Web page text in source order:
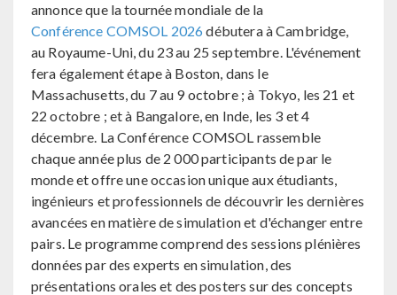
annonce que la tournée mondiale de la
Conférence COMSOL 2026 débutera à Cambridge,
au Royaume-Uni, du 23 au 25 septembre. L'événement
fera également étape à Boston, dans le
Massachusetts, du 7 au 9 octobre ; à Tokyo, les 21 et
22 octobre ; et à Bangalore, en Inde, les 3 et 4
décembre. La Conférence COMSOL rassemble
chaque année plus de 2 000 participants de par le
monde et offre une occasion unique aux étudiants,
ingénieurs et professionnels de découvrir les dernières
avancées en matière de simulation et d'échanger entre
pairs. Le programme comprend des sessions plénières
données par des experts en simulation, des
présentations orales et des posters sur des concepts